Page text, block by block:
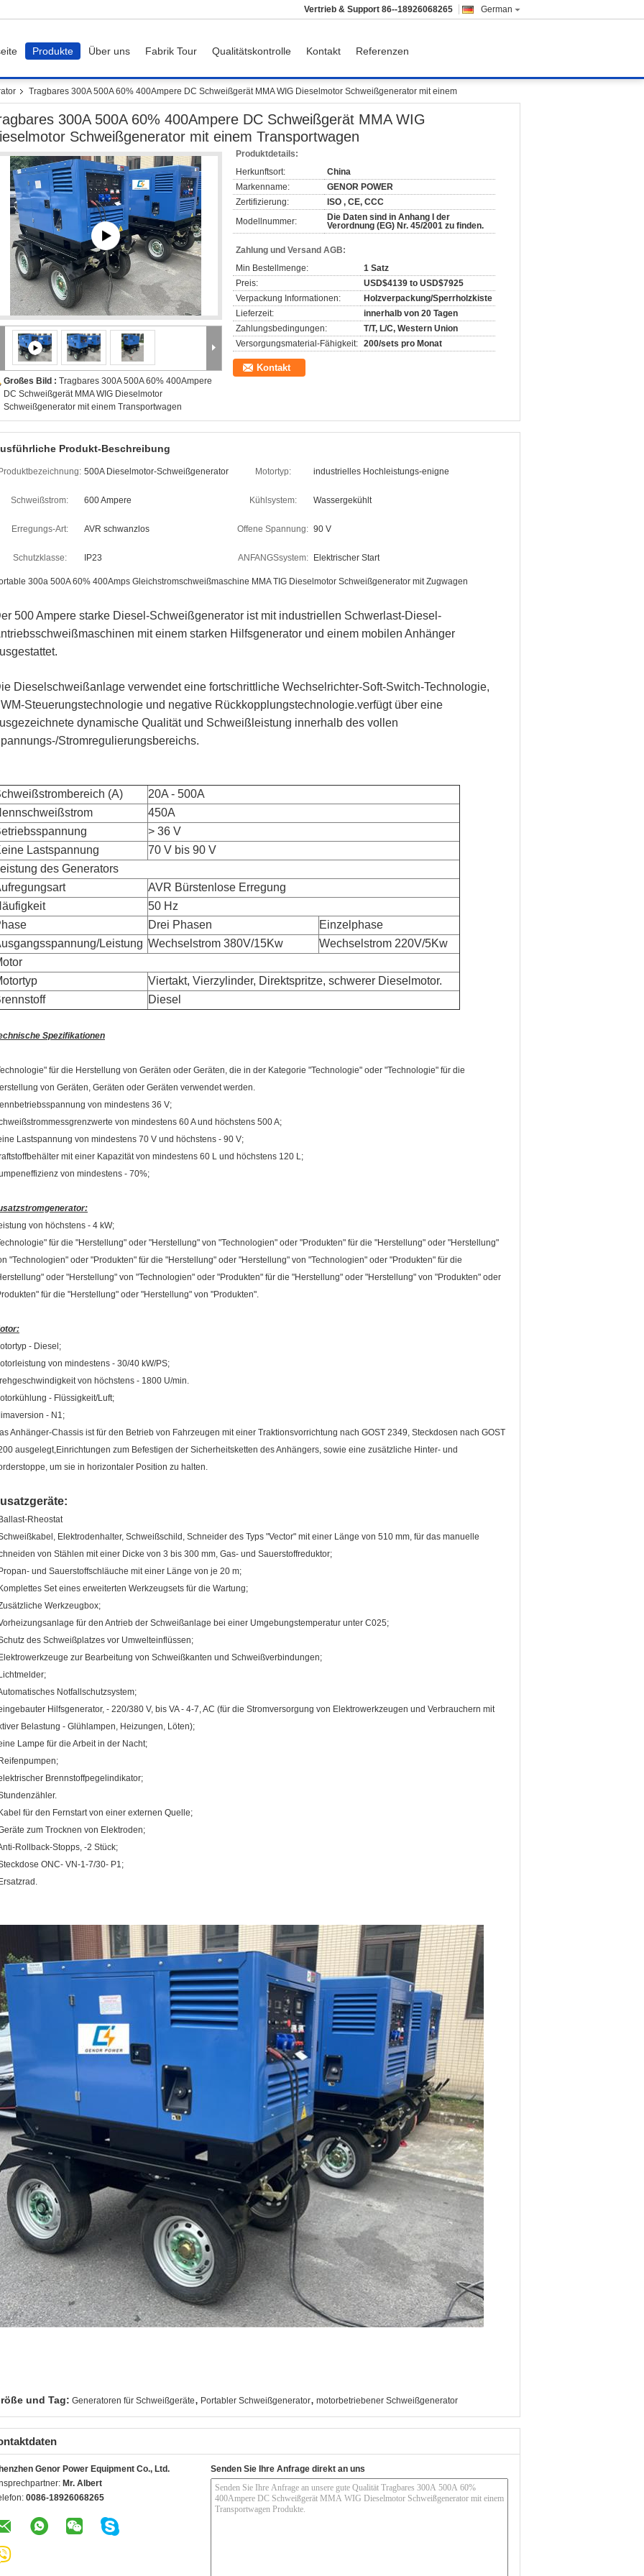
German
Vertrieb & Support 86--18926068265
Produkte Über uns Fabrik Tour Qualitätskontrolle Kontakt Referenzen
Tragbares 300A 500A 60% 400Ampere DC Schweißgerät MMA WIG Dieselmotor Schweißgenerator mit einem
300A 500A 60% 400Ampere DC Schweißgerät MMA WIG
Schweißgenerator mit einem Transportwagen
Großes Bild : Tragbares 300A 500A 60% 400Ampere
DC Schweißgerät MMA WIG Dieselmotor
Schweißgenerator mit einem Transportwagen
Produktdetails:
Herkunftsort:
China
Markenname:
GENOR POWER
Zertifizierung:
ISO , CE, CCC
Modellnummer:
Die Daten sind in Anhang I der
Verordnung (EG) Nr. 45/2001 zu finden.
Zahlung und Versand AGB:
Min Bestellmenge:
1 Satz
Preis:
USD$4139 to USD$7925
Verpackung Informationen:
Holzverpackung/Sperrholzkiste
Lieferzeit:
innerhalb von 20 Tagen
Zahlungsbedingungen:
T/T, L/C, Western Union
Versorgungsmaterial-Fähigkeit: 200/sets pro Monat
Kontakt
Produkt-Beschreibung
Produktbezeichnung: 500A Dieselmotor-Schweißgenerator Motortyp: industrielles Hochleistungs-enigne
Schweißstrom: 600 Ampere Kühlsystem: Wassergekühlt
Erregungs-Art: AVR schwanzlos Offene Spannung: 90 V
Schutzklasse: IP23 ANFANGSsystem: Elektrischer Start
300a 500A 60% 400Amps Gleichstromschweißmaschine MMA TIG Dieselmotor Schweißgenerator mit Zugwagen
500 Ampere starke Diesel-Schweißgenerator ist mit industriellen Schwerlast-Diesel-
mit einem starken Hilfsgenerator und einem mobilen Anhänger
Dieselschweißanlage verwendet eine fortschrittliche Wechselrichter-Soft-Switch-Technologie,
Steuerungstechnologie und negative Rückkopplungstechnologie.verfügt über eine
dynamische Qualität und Schweißleistung innerhalb des vollen
Stromregulierungsbereichs.
(A)
20A - 500A
450A
> 36 V
Lastspannung
70 V bis 90 V
des Generators
AVR Bürstenlose Erregung
50 Hz
Drei Phasen
Einzelphase
Leistung Wechselstrom 380V/15Kw
Wechselstrom 220V/5Kw
Viertakt, Vierzylinder, Direktspritze, schwerer Dieselmotor.
Diesel
Spezifikationen
für die Herstellung von Geräten oder Geräten, die in der Kategorie "Technologie" oder "Technologie" für die
von Geräten, Geräten oder Geräten verwendet werden.
von mindestens 36 V;
von mindestens 60 A und höchstens 500 A;
Lastspannung von mindestens 70 V und höchstens - 90 V;
mit einer Kapazität von mindestens 60 L und höchstens 120 L;
von mindestens - 70%;
von höchstens - 4 kW;
für die "Herstellung" oder "Herstellung" von "Technologien" oder "Produkten" für die "Herstellung" oder "Herstellung"
"Technologien" oder "Produkten" für die "Herstellung" oder "Herstellung" von "Technologien" oder "Produkten" für die
oder "Herstellung" von "Technologien" oder "Produkten" für die "Herstellung" oder "Herstellung" von "Produkten" oder
für die "Herstellung" oder "Herstellung" von "Produkten".
- Diesel;
von mindestens - 30/40 kW/PS;
von höchstens - 1800 U/min.
- Flüssigkeit/Luft;
- N1;
Anhänger-Chassis ist für den Betrieb von Fahrzeugen mit einer Traktionsvorrichtung nach GOST 2349, Steckdosen nach GOST
ausgelegt,Einrichtungen zum Befestigen der Sicherheitsketten des Anhängers, sowie eine zusätzliche Hinter- und
um sie in horizontaler Position zu halten.
Rheostat
Elektrodenhalter, Schweißschild, Schneider des Typs "Vector" mit einer Länge von 510 mm, für das manuelle
von Stählen mit einer Dicke von 3 bis 300 mm, Gas- und Sauerstoffreduktor;
und Sauerstoffschläuche mit einer Länge von je 20 m;
Set eines erweiterten Werkzeugsets für die Wartung;
Werkzeugbox;
für den Antrieb der Schweißanlage bei einer Umgebungstemperatur unter C0­25;
des Schweißplatzes vor Umwelteinflüssen;
zur Bearbeitung von Schweißkanten und Schweißverbindungen;
Notfallschutzsystem;
Hilfsgenerator, - 220/380 V, bis VA - 4-7, AC (für die Stromversorgung von Elektrowerkzeugen und Verbrauchern mit
Belastung - Glühlampen, Heizungen, Löten);
Lampe für die Arbeit in der Nacht;
Brennstoffpegelindikator;
für den Fernstart von einer externen Quelle;
zum Trocknen von Elektroden;
Rollback-Stopps, -2 Stück;
ONC- VN-1-7/30- P1;
und Tag: Generatoren für Schweißgeräte, Portabler Schweißgenerator, motorbetriebener Schweißgenerator
Genor Power Equipment Co., Ltd.
Mr. Albert
0086-18926068265
Senden Sie Ihre Anfrage direkt an uns